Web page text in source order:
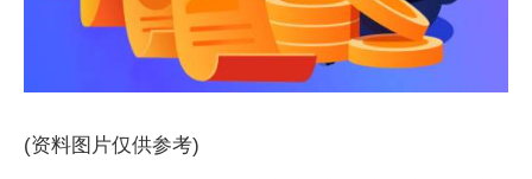
(资料图片仅供参考)